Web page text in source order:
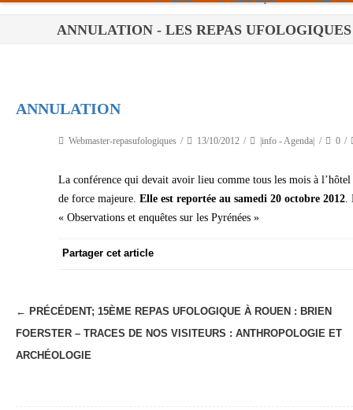
Paris
Nantes
Tours
ANNULATION - LES REPAS UFOLOGIQUES
ANNULATION
Webmaster-repasufologiques 13/10/2012 |info - Agenda| 0
La conférence qui devait avoir lieu comme tous les mois à
de force majeure. Elle est reportée au samedi 20 octobre 2012.
« Observations et enquêtes sur les Pyrénées »
Partager cet article
N
a
v
← PRÉCÉDENT; 15ÈME REPAS UFOLOGIQUE À ROUEN : BRIEN
FOERSTER – TRACES DE NOS VISITEURS : ANTHROPOLOGIE ET
ARCHÉOLOGIE